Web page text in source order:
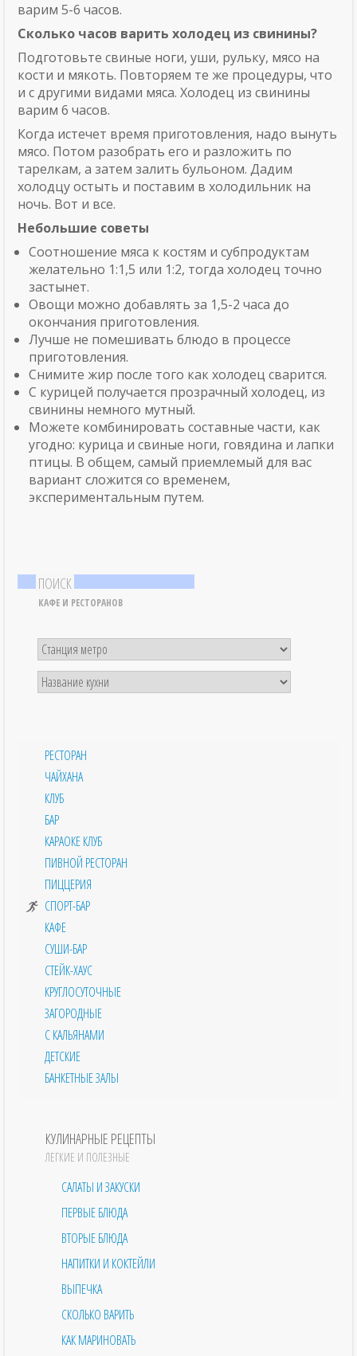
варим 5-6 часов.
Сколько часов варить холодец из свинины?
Подготовьте свиные ноги, уши, рульку, мясо на
кости и мякоть. Повторяем те же процедуры, что
и с другими видами мяса. Холодец из свинины
варим 6 часов.
Когда истечет время приготовления, надо вынуть
мясо. Потом разобрать его и разложить по
тарелкам, а затем залить бульоном. Дадим
холодцу остыть и поставим в холодильник на
ночь. Вот и все.
Небольшие советы
Соотношение мяса к костям и субпродуктам
желательно 1:1,5 или 1:2, тогда холодец точно
застынет.
Овощи можно добавлять за 1,5-2 часа до
окончания приготовления.
Лучше не помешивать блюдо в процессе
приготовления.
Снимите жир после того как холодец сварится.
С курицей получается прозрачный холодец, из
свинины немного мутный.
Можете комбинировать составные части, как
угодно: курица и свиные ноги, говядина и лапки
птицы. В общем, самый приемлемый для вас
вариант сложится со временем,
экспериментальным путем.
ПОИСК
КАФЕ И РЕСТОРАНОВ
РЕСТОРАН
ЧАЙХАНА
КЛУБ
БАР
КАРАОКЕ КЛУБ
ПИВНОЙ РЕСТОРАН
ПИЦЦЕРИЯ
СПОРТ-БАР
КАФЕ
СУШИ-БАР
СТЕЙК-ХАУС
КРУГЛОСУТОЧНЫЕ
ЗАГОРОДНЫЕ
С КАЛЬЯНАМИ
ДЕТСКИЕ
БАНКЕТНЫЕ ЗАЛЫ
КУЛИНАРНЫЕ РЕЦЕПТЫ
ЛЕГКИЕ И ПОЛЕЗНЫЕ
САЛАТЫ И ЗАКУСКИ
ПЕРВЫЕ БЛЮДА
ВТОРЫЕ БЛЮДА
НАПИТКИ И КОКТЕЙЛИ
ВЫПЕЧКА
СКОЛЬКО ВАРИТЬ
КАК МАРИНОВАТЬ